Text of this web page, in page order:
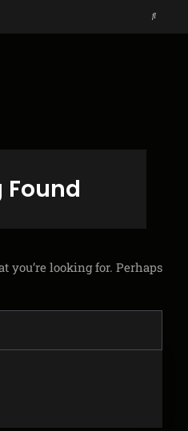
Search
Found
you’re looking for. Perhaps